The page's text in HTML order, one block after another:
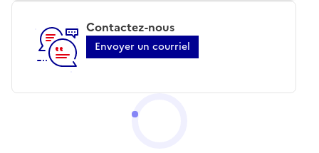
Contactez-nous
Envoyer un courriel